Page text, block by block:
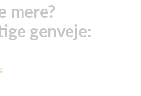
mere?
genveje: